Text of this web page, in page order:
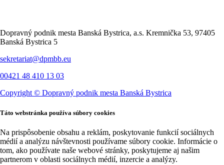
Dopravný podnik mesta Banská Bystrica, a.s. Kremnička 53, 97405
Banská Bystrica 5
sekretariat@dpmbb.eu
00421 48 410 13 03
Copyright © Dopravný podnik mesta Banská Bystrica
Táto webstránka používa súbory cookies
Na prispôsobenie obsahu a reklám, poskytovanie funkcií sociálnych
médií a analýzu návštevnosti používame súbory cookie. Informácie o
tom, ako používate naše webové stránky, poskytujeme aj našim
partnerom v oblasti sociálnych médií, inzercie a analýzy.